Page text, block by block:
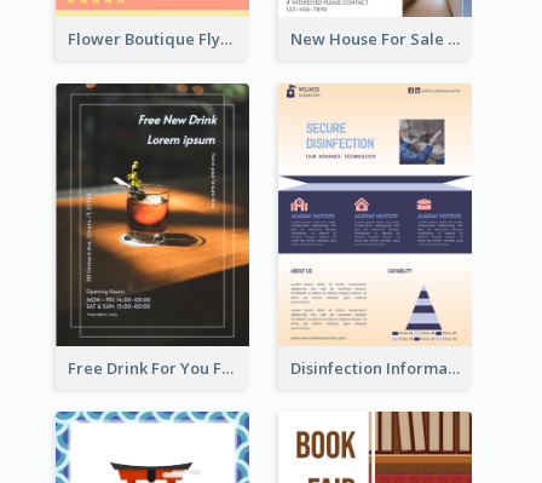
Flower Boutique Flyer New House For Sale Information Flyer
Free Drink For You Flyer Disinfection Information Flyer